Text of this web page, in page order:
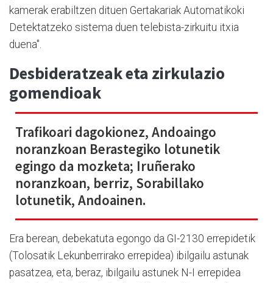
kamerak erabiltzen dituen Gertakariak Automatikoki
Detektatzeko sistema duen telebista-zirkuitu itxia
duena".
Desbideratzeak eta zirkulazio
gomendioak
Trafikoari dagokionez, Andoaingo
noranzkoan Berastegiko lotunetik
egingo da mozketa; Iruñerako
noranzkoan, berriz, Sorabillako
lotunetik, Andoainen.
Era berean, debekatuta egongo da GI-2130 errepidetik
(Tolosatik Lekunberrirako errepidea) ibilgailu astunak
pasatzea, eta, beraz, ibilgailu astunek N-I errepidea